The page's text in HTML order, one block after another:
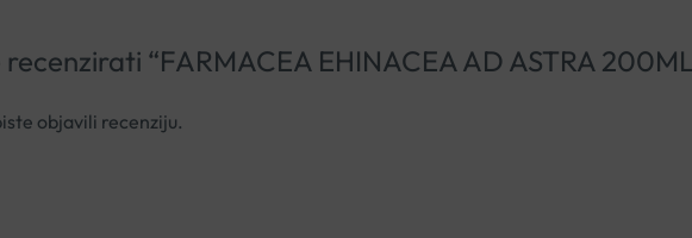
“FARMACEA EHINACEA AD ASTRA
objavili recenziju.